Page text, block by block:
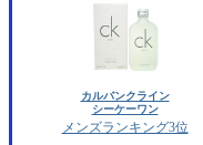
カルバンクライン
シーケーワン
メンズランキング3位